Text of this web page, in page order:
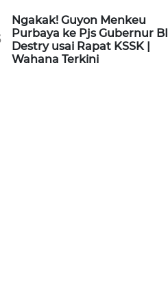
Ngakak! Guyon Menkeu
Purbaya ke Pjs Gubernur BI
Destry usai Rapat KSSK |
Wahana Terkini